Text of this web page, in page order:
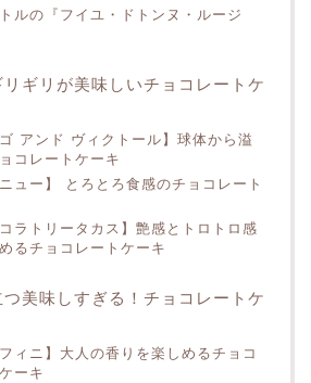
ルの『フイユ・ドトンヌ・ルージ
ギリが美味しいチョコレートケ
ゴ アンド ヴィクトール】球体から溢
コレートケーキ
ニュー】 とろとろ食感のチョコレート
コラトリータカス】艶感とトロトロ感
るチョコレートケーキ
美味しすぎる！チョコレートケ
フィニ】大人の香りを楽しめるチョコ
ーキ